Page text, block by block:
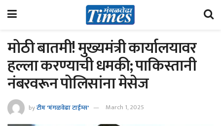
मोठी बातमी! मुख्यमंत्री कार्यालयावर
हल्ला करण्याची धमकी; पाकिस्तानी
नंबरवरून पोलिसांना मेसेज
byटीम 'मंगळवेढा टाईम्स' March 1, 2025